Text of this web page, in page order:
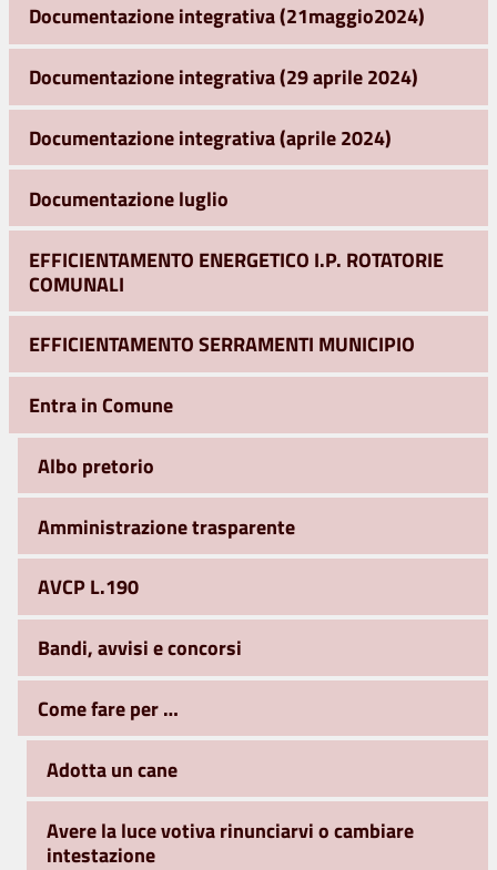
Documentazione integrativa (21maggio2024)
Documentazione integrativa (29 aprile 2024)
Documentazione integrativa (aprile 2024)
Documentazione luglio
EFFICIENTAMENTO ENERGETICO I.P. ROTATORIE
COMUNALI
EFFICIENTAMENTO SERRAMENTI MUNICIPIO
Entra in Comune
Albo pretorio
Amministrazione trasparente
AVCP L.190
Bandi, avvisi e concorsi
Come fare per …
Adotta un cane
Avere la luce votiva rinunciarvi o cambiare
intestazione